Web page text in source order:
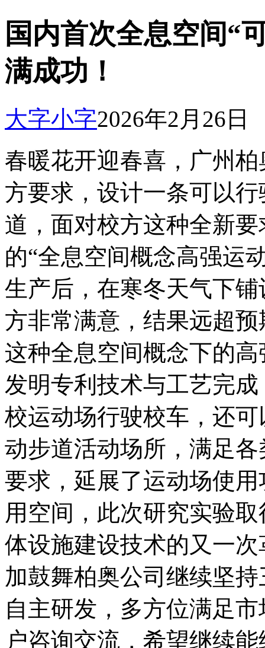
国内首次全息空间“
满成功！
大字小字2026年2月26日
春暖花开迎春喜，广州
方要求，设计一条可以
道，面对校方这种全新
的“全息空间概念高强运
生产后，在寒冬天气下
方非常满意，结果远超预
这种全息空间概念下的
发明专利技术与工艺完
校运动场行驶校车，还
动步道活动场所，满足
要求，延展了运动场使
用空间，此次研究实验
体设施建设技术的又一
加鼓舞柏奥公司继续坚
自主研发，多方位满足
户咨询交流，希望继续